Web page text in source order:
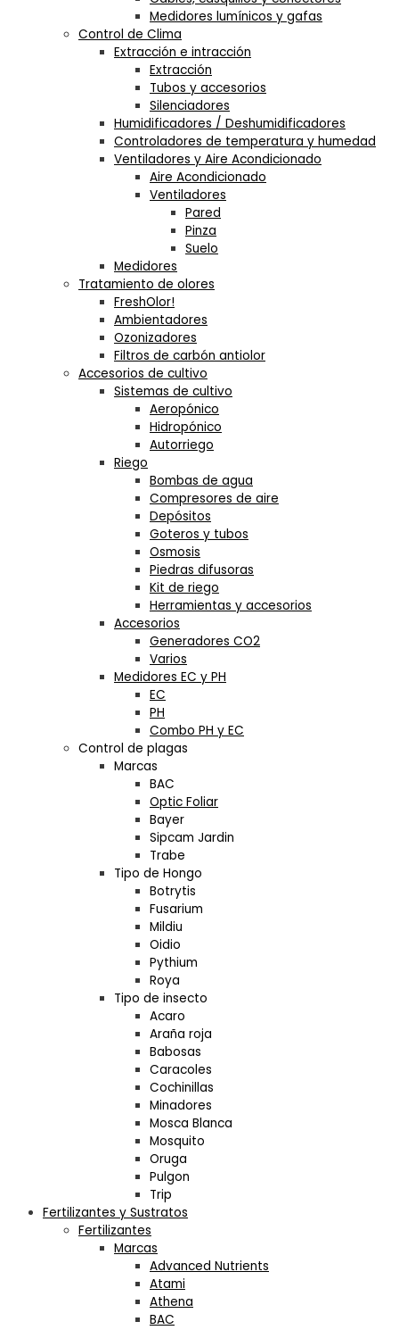
Medidores lumínicos y gafas
Control de Clima
Extracción e intracción
Extracción
Tubos y accesorios
Silenciadores
Humidificadores / Deshumidificadores
Controladores de temperatura y humedad
Ventiladores y Aire Acondicionado
Aire Acondicionado
Ventiladores
Pared
Pinza
Suelo
Medidores
Tratamiento de olores
FreshOlor!
Ambientadores
Ozonizadores
Filtros de carbón antiolor
Accesorios de cultivo
Sistemas de cultivo
Aeropónico
Hidropónico
Autorriego
Riego
Bombas de agua
Compresores de aire
Depósitos
Goteros y tubos
Osmosis
Piedras difusoras
Kit de riego
Herramientas y accesorios
Accesorios
Generadores CO2
Varios
Medidores EC y PH
EC
PH
Combo PH y EC
Control de plagas
Marcas
BAC
Optic Foliar
Bayer
Sipcam Jardin
Trabe
Tipo de Hongo
Botrytis
Fusarium
Mildiu
Oidio
Pythium
Roya
Tipo de insecto
Acaro
Araña roja
Babosas
Caracoles
Cochinillas
Minadores
Mosca Blanca
Mosquito
Oruga
Pulgon
Trip
Fertilizantes y Sustratos
Fertilizantes
Marcas
Advanced Nutrients
Atami
Athena
BAC